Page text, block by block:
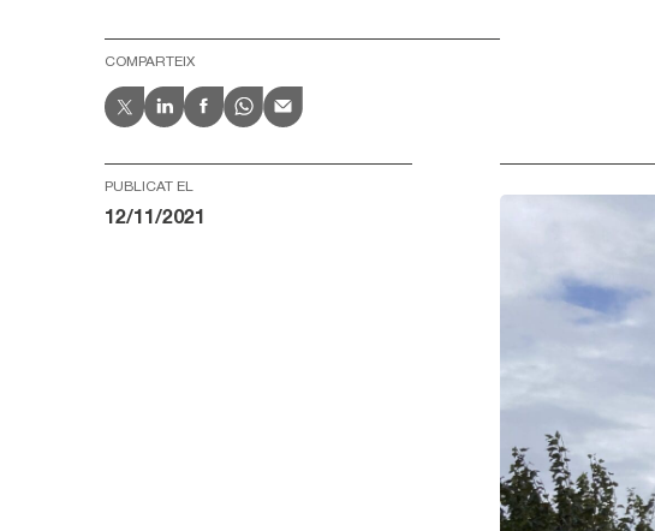
COMPARTEIX
PUBLICAT EL
12/11/2021